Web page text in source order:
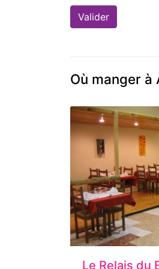
Où manger à
Le Relais du